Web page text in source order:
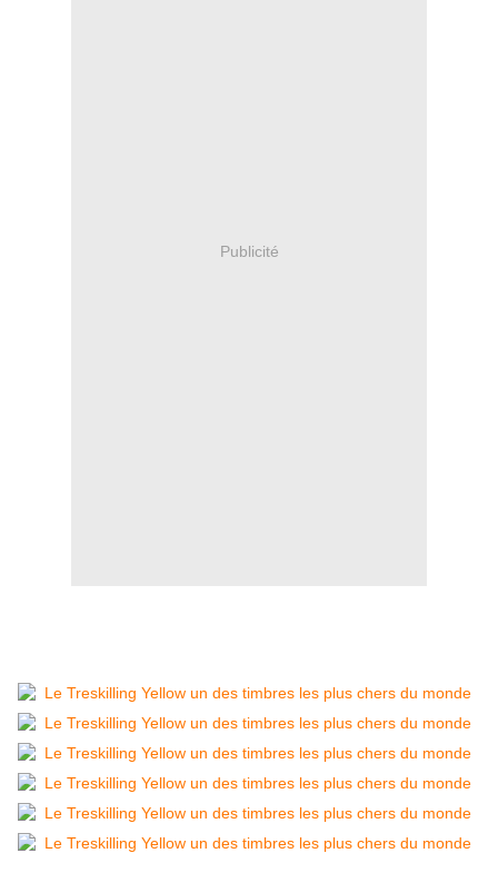
Publicité